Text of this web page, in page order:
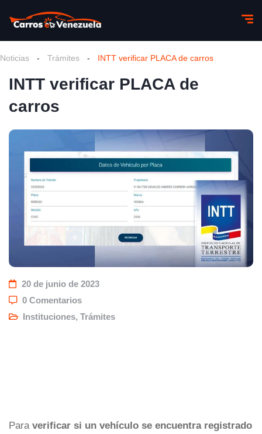
Noticias - Trámites - INTT verificar PLACA de carros
INTT verificar PLACA de
carros
20 de junio de 2023
0 Comentarios
Instituciones, Trámites
Para verificar si un vehículo se encuentra registrado